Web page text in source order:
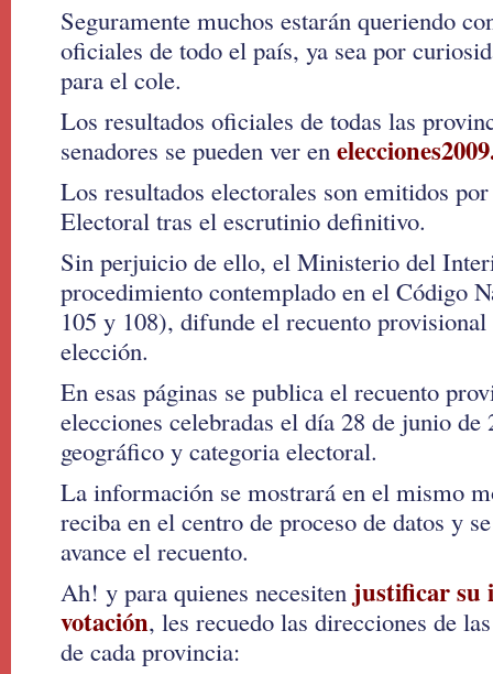
Seguramente muchos estarán queriendo
oficiales de todo el país, ya sea por
para el cole.
Los resultados oficiales de todas las
senadores se pueden ver en
Los resultados electorales son emitidos
Electoral tras el escrutinio definitivo.
Sin perjuicio de ello, el Ministerio del
procedimiento contemplado en el Código
105 y 108), difunde el recuento
elección.
En esas páginas se publica el recuento
elecciones celebradas el día 28 de junio
geográfico y categoria electoral.
La información se mostrará en el mismo
reciba en el centro de proceso de datos y
avance el recuento.
Ah! y para quienes necesiten justificar su
votación, les recuedo las direcciones de
de cada provincia: